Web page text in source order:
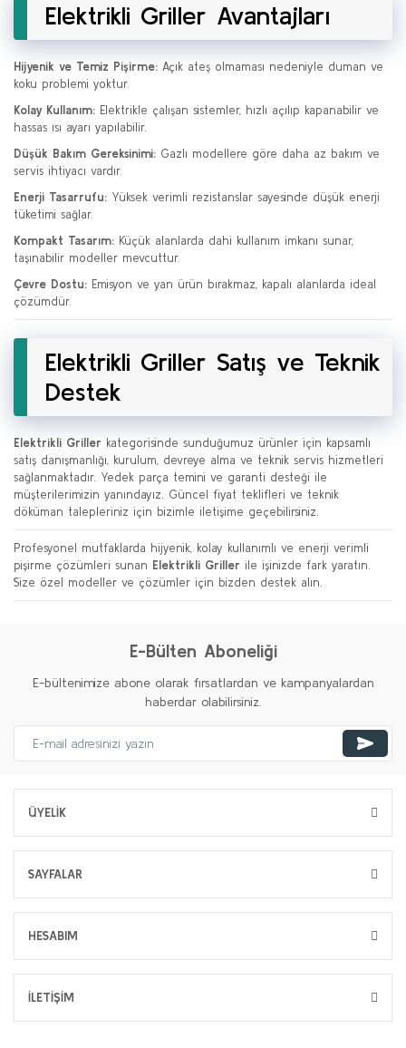
Elektrikli Griller Avantajları
Hijyenik ve Temiz Pişirme: Açık ateş olmaması nedeniyle duman ve
koku problemi yoktur.
Kolay Kullanım: Elektrikle çalışan sistemler, hızlı açılıp kapanabilir ve
hassas ısı ayarı yapılabilir.
Düşük Bakım Gereksinimi: Gazlı modellere göre daha az bakım ve
servis ihtiyacı vardır.
Enerji Tasarrufu: Yüksek verimli rezistanslar sayesinde düşük enerji
tüketimi sağlar.
Kompakt Tasarım: Küçük alanlarda dahi kullanım imkanı sunar,
taşınabilir modeller mevcuttur.
Çevre Dostu: Emisyon ve yan ürün bırakmaz, kapalı alanlarda ideal
çözümdür.
Elektrikli Griller Satış ve Teknik
Destek
Elektrikli Griller kategorisinde sunduğumuz ürünler için kapsamlı
satış danışmanlığı, kurulum, devreye alma ve teknik servis hizmetleri
sağlanmaktadır. Yedek parça temini ve garanti desteği ile
müşterilerimizin yanındayız. Güncel fiyat teklifleri ve teknik
döküman talepleriniz için bizimle iletişime geçebilirsiniz.
Profesyonel mutfaklarda hijyenik, kolay kullanımlı ve enerji verimli
pişirme çözümleri sunan Elektrikli Griller ile işinizde fark yaratın.
Size özel modeller ve çözümler için bizden destek alın.
E-Bülten Aboneliği
E-bültenimize abone olarak fırsatlardan ve kampanyalardan
haberdar olabilirsiniz.
ÜYELİK
SAYFALAR
HESABIM
İLETİŞİM